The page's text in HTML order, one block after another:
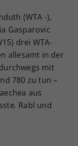
(WTA -),
Gasparovic
drei WTA-
allesamt in der
mit
780 zu tun –
aus
Rabl und